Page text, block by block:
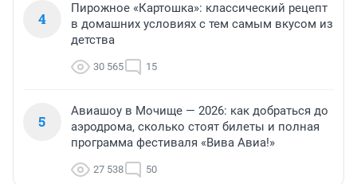
4
Пирожное «Картошка»: классический рецепт
в домашних условиях с тем самым вкусом из
детства
30 565 15
5
Авиашоу в Мочище — 2026: как добраться до
аэродрома, сколько стоят билеты и полная
программа фестиваля «Вива Авиа!»
27 538 50